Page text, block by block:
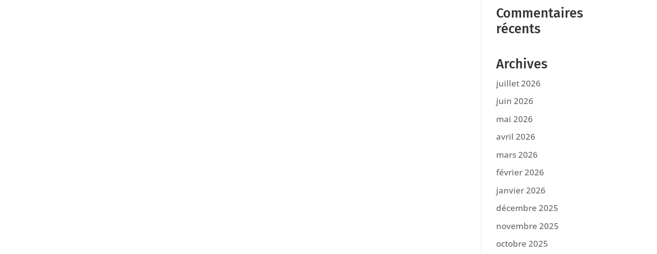
Commentaires
récents
Archives
juillet 2026
juin 2026
mai 2026
avril 2026
mars 2026
février 2026
janvier 2026
décembre 2025
novembre 2025
octobre 2025